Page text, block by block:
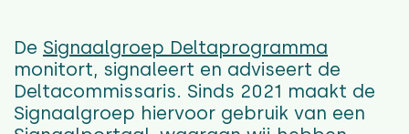
De Signaalgroep Deltaprogramma
monitort, signaleert en adviseert de
Deltacommissaris. Sinds 2021 maakt de
Signaalgroep hiervoor gebruik van een